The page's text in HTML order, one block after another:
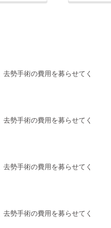
勢手術の費用を募らせてく
勢手術の費用を募らせてく
勢手術の費用を募らせてく
勢手術の費用を募らせてく